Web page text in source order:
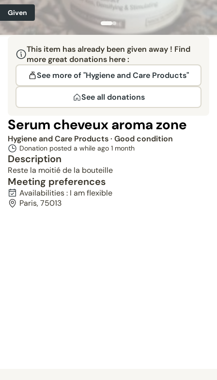
Given
This item has already been given away ! Find
more great donations here :
See more of "Hygiene and Care Products"
See all donations
Serum cheveux aroma zone
Hygiene and Care Products· Good condition
Donation posted a while ago 1 month
Description
Reste la moitié de la bouteille
Meeting preferences
Availabilities : I am flexible
Paris, 75013